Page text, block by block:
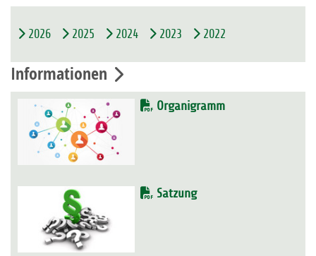
2026 2025 2024 2023 2022
Informationen
Organigramm
Satzung